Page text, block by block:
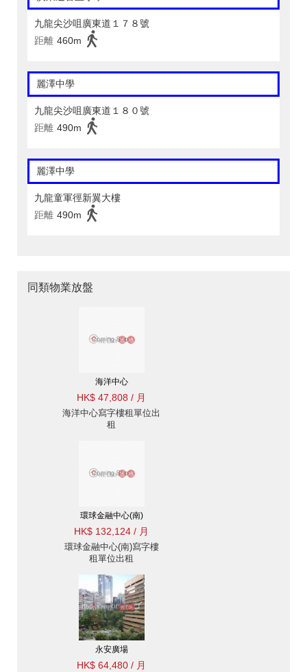
九龍尖沙咀廣東道１７８號
距離 460m
麗澤中學
九龍尖沙咀廣東道１８０號
距離 490m
麗澤中學
九龍童軍徑新翼大樓
距離 490m
同類物業放盤
海洋中心
HK$ 47,808 / 月
海洋中心寫字樓租單位出
租
環球金融中心(南)
HK$ 132,124 / 月
環球金融中心(南)寫字樓
租單位出租
永安廣場
HK$ 64,480 / 月